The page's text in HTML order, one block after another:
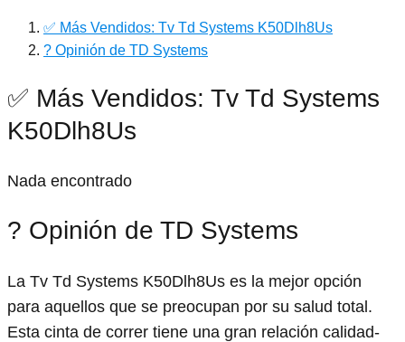
✅ Más Vendidos: Tv Td Systems K50Dlh8Us
? Opinión de TD Systems
✅ Más Vendidos: Tv Td Systems
K50Dlh8Us
Nada encontrado
? Opinión de TD Systems
La Tv Td Systems K50Dlh8Us es la mejor opción
para aquellos que se preocupan por su salud total.
Esta cinta de correr tiene una gran relación calidad-